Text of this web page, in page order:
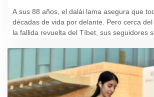
A sus 88 años, el dalái lama asegura que
décadas de vida por delante. Pero cerca
la fallida revuelta del Tíbet, sus seguidores